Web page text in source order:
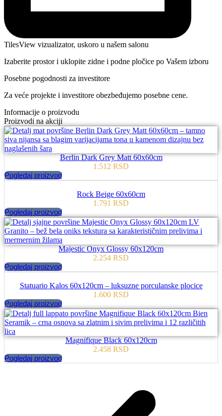
TilesView vizualizator, uskoro u našem salonu
Izaberite prostor i uklopite zidne i podne pločice po Vašem izboru
Posebne pogodnosti za investitore
Za veće projekte i investitore obezbeđujemo posebne cene.
Informacije o proizvodu
Proizvodi na akciji
Berlin Dark Grey Matt 60x60cm
1.512 RSD
Pogledaj proizvod
Rock Beige 60x60cm
1.791 RSD
Pogledaj proizvod
Majestic Onyx Glossy 60x120cm
2.254 RSD
Pogledaj proizvod
Statuario Kalos 60x120cm – luksuzne porculanske plocice
1.600 RSD
Pogledaj proizvod
Magnifique Black 60x120cm
2.458 RSD
Pogledaj proizvod